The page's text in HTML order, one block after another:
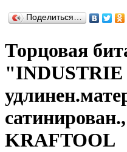
Поделиться…
Торцовая
KRAFTOOL